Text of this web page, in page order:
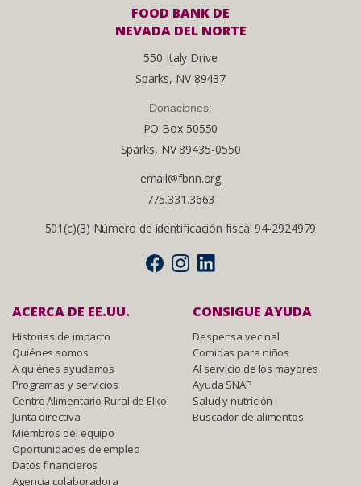
FOOD BANK DE
NEVADA DEL NORTE
550 Italy Drive
Sparks, NV 89437
Donaciones:
PO Box 50550
Sparks, NV 89435-0550
email@fbnn.org
775.331.3663
501(c)(3) Número de identificación fiscal 94-2924979
ACERCA DE EE.UU.
Historias de impacto
Quiénes somos
A quiénes ayudamos
Programas y servicios
Centro Alimentario Rural de Elko
Junta directiva
Miembros del equipo
Oportunidades de empleo
Datos financieros
Agencia colaboradora
CONSIGUE AYUDA
Despensa vecinal
Comidas para niños
Al servicio de los mayores
Ayuda SNAP
Salud y nutrición
Buscador de alimentos